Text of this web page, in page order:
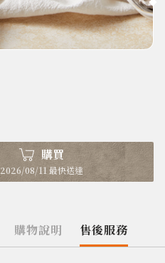
購買
2026/08/11 最快送達
購物說明 售後服務